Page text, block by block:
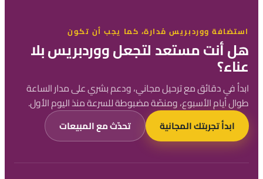
استضافة ووردبريس مُدارة، كما يجب أن تكون
هل أنت مستعد لتجعل ووردبريس بلا
عناء؟
ابدأ في دقائق مع ترحيل مجاني، ودعم بشري على مدار الساعة
طوال أيام الأسبوع، ومنصّة مضبوطة للسرعة منذ اليوم الأول.
ابدأ تجربتك المجانية
تحدّث مع المبيعات